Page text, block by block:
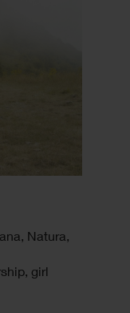
Natura,
, girl